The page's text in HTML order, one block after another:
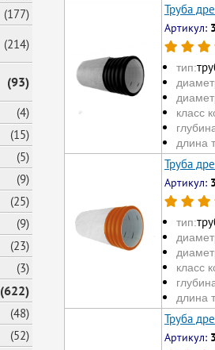
(177)
(214)
(93)
(4)
(15)
(5)
(9)
(25)
(9)
(23)
(3)
(622)
(48)
(52)
Труба
Артикул:
тип:
класс
длина
Труба
Артикул:
тип:
класс
длина
Труба
Артикул: